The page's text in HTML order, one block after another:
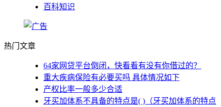
百科知识
热门文章
64家网贷平台倒闭，快看看有没有你借过的？
重大疾病保险有必要买吗 具体情况如下
产权比率一般多少合适
牙买加体系不具备的特点是( )（牙买加体系的特点